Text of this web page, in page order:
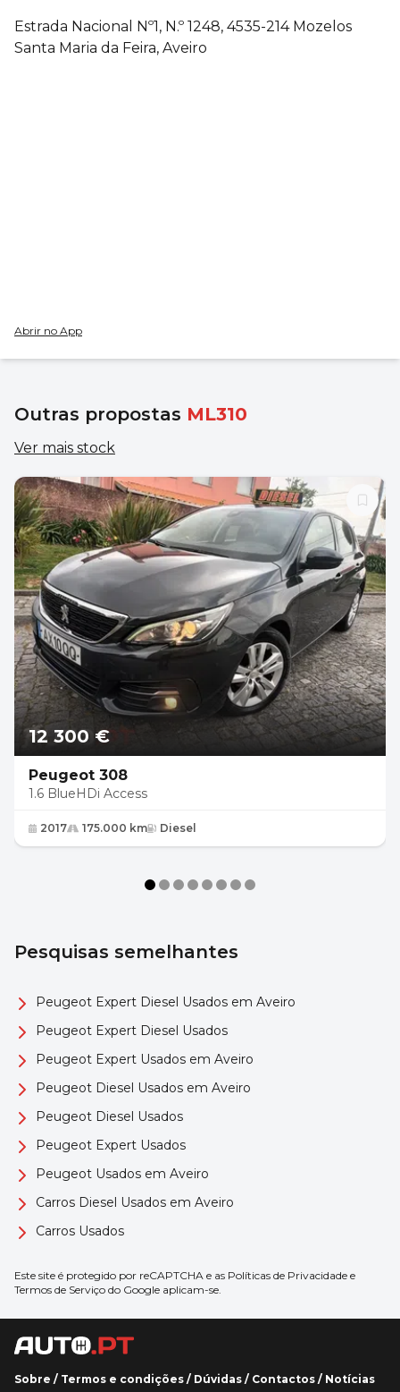
Estrada Nacional Nº1, N.º 1248, 4535-214 Mozelos
Santa Maria da Feira, Aveiro
Abrir no App
Outras propostas ML310
Ver mais stock
12 300 €
Peugeot 308
1.6 BlueHDi Access
2017 175.000 km Diesel
Pesquisas semelhantes
Peugeot Expert Diesel Usados em Aveiro
Peugeot Expert Diesel Usados
Peugeot Expert Usados em Aveiro
Peugeot Diesel Usados em Aveiro
Peugeot Diesel Usados
Peugeot Expert Usados
Peugeot Usados em Aveiro
Carros Diesel Usados em Aveiro
Carros Usados
Este site é protegido por reCAPTCHA e as Políticas de Privacidade e
Termos de Serviço do Google aplicam-se.
Sobre / Termos e condições / Dúvidas / Contactos / Notícias